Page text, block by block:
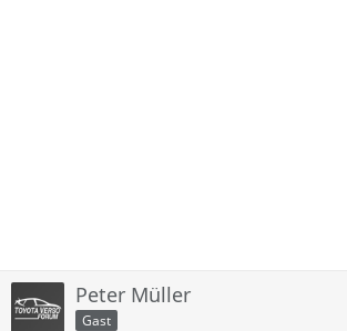
Peter Müller
Gast